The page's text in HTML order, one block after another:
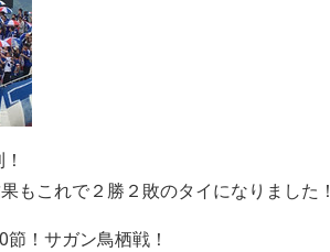
もこれで２勝２敗のタイになりました！
！サガン鳥栖戦！